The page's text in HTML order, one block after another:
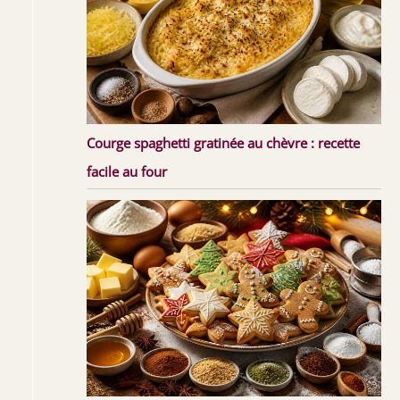
Courge spaghetti gratinée au chèvre : recette
facile au four